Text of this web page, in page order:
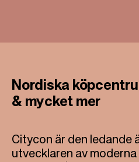
Nordiska
& mycket mer
Citycon är den ledande
utvecklaren av